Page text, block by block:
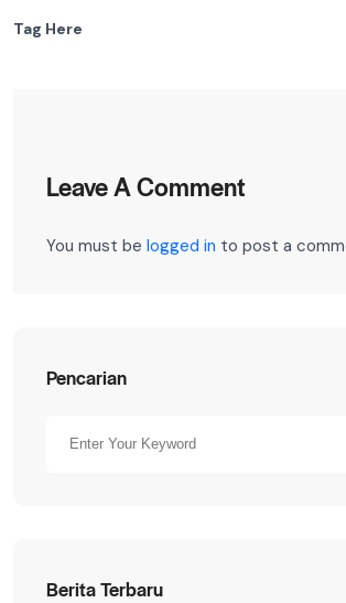
Tag Here
Leave A Comment
You must be logged in to post a
Pencarian
Berita Terbaru